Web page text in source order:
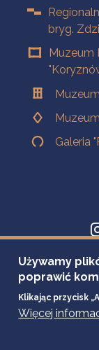
bryg.
Muzeum
Galeria
Używamy
poprawić
Klikając przycisk
Więcej